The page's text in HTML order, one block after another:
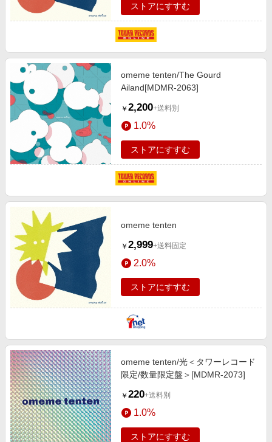
ストアにすすむ
omeme tenten/The Gourd
Ailand[MDMR-2063]
￥ 2,200+送料別
1.0%
ストアにすすむ
omeme tenten
￥ 2,999+送料固定
2.0%
ストアにすすむ
omeme tenten/光＜タワーレコード
限定/数量限定盤＞[MDMR-2073]
￥ 220+送料別
1.0%
ストアにすすむ